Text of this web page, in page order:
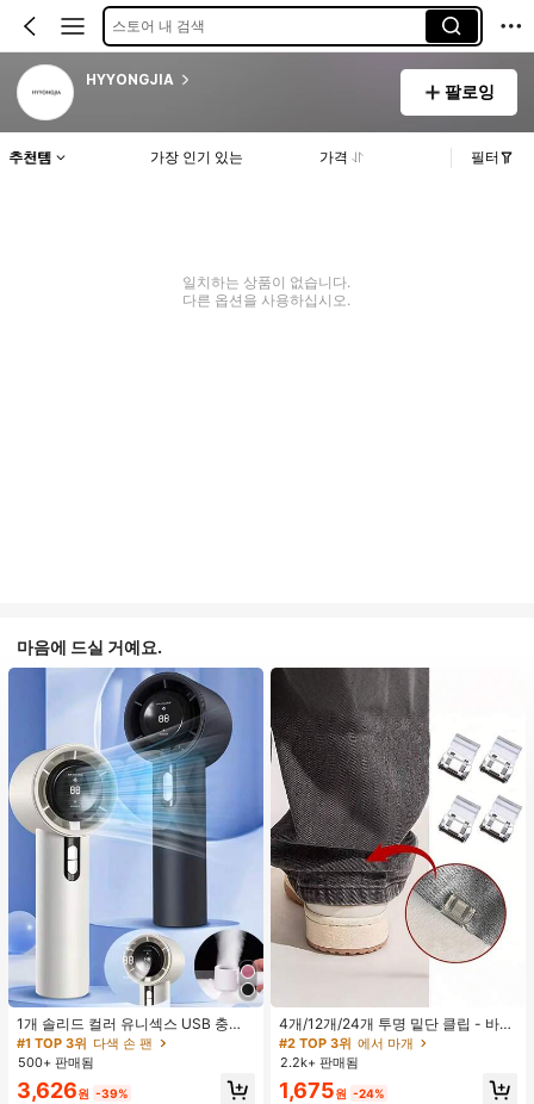
스토어 내 검색
HYYONGJIA
팔로잉
추천템 가장 인기 있는 가격 필터
일치하는 상품이 없습니다.
다른 옵션을 사용하십시오.
마음에 드실 거예요.
1개 솔리드 컬러 유니섹스 USB 충전
식 휴대용 100단 고풍량 장시간 배터
리 수명 미니 핸드헬드 팬 LCD 디스플
레이 일상용, 여행용
#1 TOP 3위 다색 손 팬
500+ 판매됨
3,626원 -39%
4개/12개/24개 투명 밑단 클립 - 바지
밑단 끌림 방지를 위한 심리스 무봉제
조절기, 의류 수선 및 깔끔한 바지 길
이 맞춤을 위한 숨겨진 밑단 조절 클립
(랜덤 색상)
#2 TOP 3위 에서 마개
2.2k+ 판매됨
1,675원 -24%